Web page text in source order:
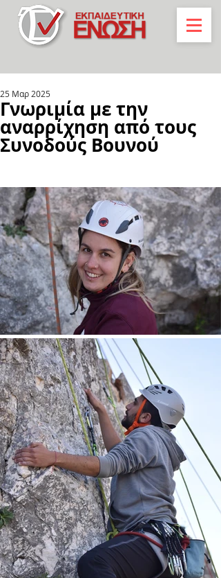
Γνωριμία με την
αναρρίχηση από τους
Συνοδούς Βουνού
25 Μαρ 2025